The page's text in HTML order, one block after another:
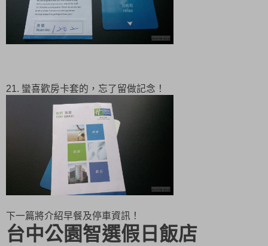
21. 蠻喜歡房卡套的，忘了留做記念！
下一篇將介紹早餐及停車資訊！
台中公園智選假日飯店